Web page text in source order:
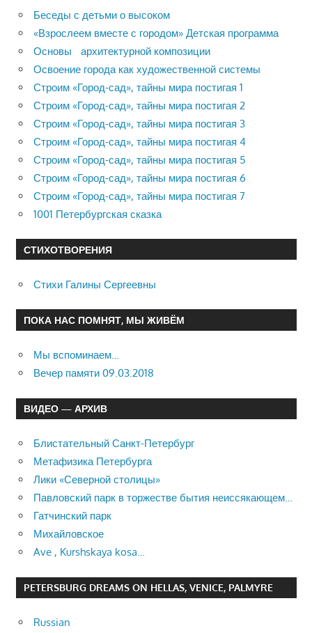
Беседы с детьми о высоком
«Взрослеем вместе с городом» Детская программа
Основы архитектурной композиции
Освоение города как художественной системы
Строим «Город-сад», тайны мира постигая 1
Строим «Город-сад», тайны мира постигая 2
Строим «Город-сад», тайны мира постигая 3
Строим «Город-сад», тайны мира постигая 4
Строим «Город-сад», тайны мира постигая 5
Строим «Город-сад», тайны мира постигая 6
Строим «Город-сад», тайны мира постигая 7
1001 Петербургская сказка
СТИХОТВОРЕНИЯ
Стихи Галины Сергеевны
ПОКА НАС ПОМНЯТ, МЫ ЖИВЁМ
Мы вспоминаем…
Вечер памяти 09.03.2018
ВИДЕО — АРХИВ
Блистательный Санкт-Петербург
Метафизика Петербурга
Лики «Северной столицы»
Павловский парк в торжестве бытия неиссякающем…
Гатчинский парк
Михайловское
Ave , Kurshskaya kosa…
PETERSBURG DREAMS ON HELLAS, VENICE, PALMYRE
Russian